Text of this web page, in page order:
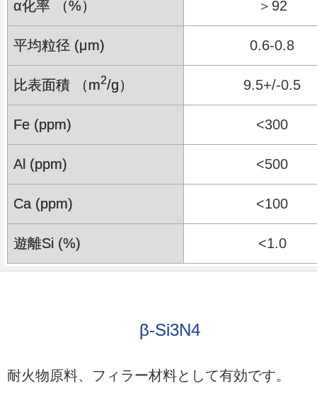
α化率 （%） ＞92
平均粒径 (μm) 0.6-0.8
比表面積 （m2/g） 9.5+/-0.5
Fe (ppm) <300
Al (ppm) <500
Ca (ppm) <100
遊離Si (%) <1.0
β-Si3N4
耐火物原料、フィラー材料として有効です。